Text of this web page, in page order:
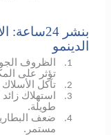
بنشر
الدينمو
1.
الظروف
تؤثر على
2. تآكل
3.
استهلاك
طويلة.
4.
ضعف
مستمر.